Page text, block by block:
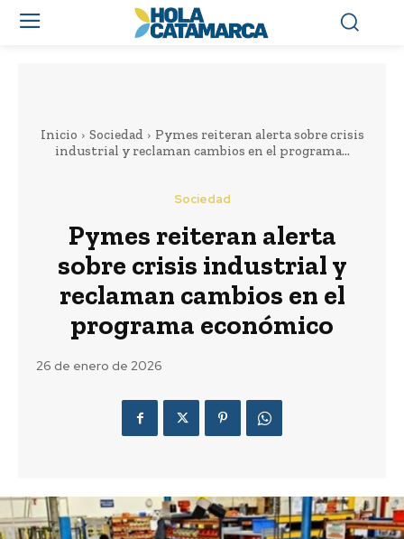
Inicio Sociedad
Pymes reiteran alerta sobre crisis
industrial y reclaman cambios en el programa...
Sociedad
Pymes reiteran alerta
sobre crisis industrial y
reclaman cambios en el
programa económico
26 de enero de 2026